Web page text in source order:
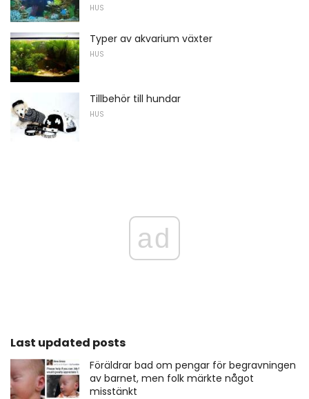
HUS
Typer av akvarium växter
HUS
Tillbehör till hundar
HUS
ad
Last updated posts
Föräldrar bad om pengar för begravningen
av barnet, men folk märkte något
misstänkt